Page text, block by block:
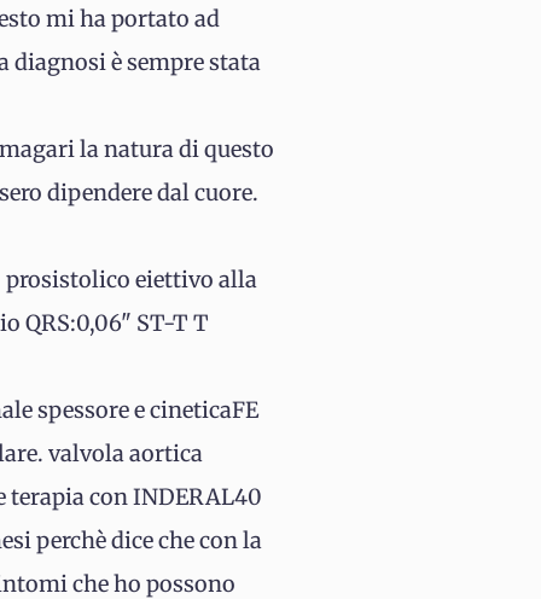
mi ha portato ad
diagnosi è sempre stata
la natura di questo
dipendere dal cuore.
prosistolico eiettivo alla
QRS:0,06" ST-T T
spessore e cineticaFE
valvola aortica
con INDERAL40
perchè dice che con la
che ho possono